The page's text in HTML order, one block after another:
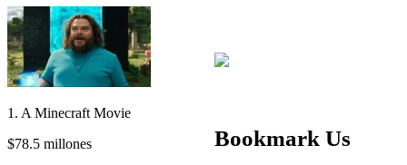
1. A Minecraft Movie
$78.5 millones
Bookmark Us